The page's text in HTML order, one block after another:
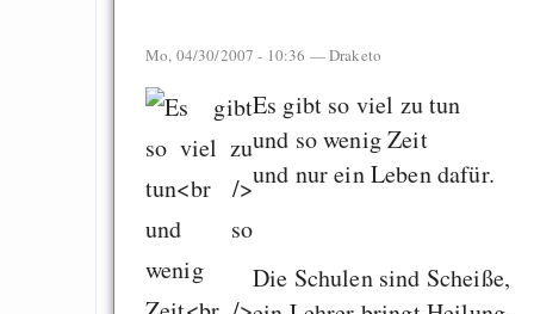
Mo, 04/30/2007 - 10:36 —Draketo
Es gibt so viel zu tun
und so wenig Zeit
und nur ein Leben dafür.
Die Schulen sind Scheiße,